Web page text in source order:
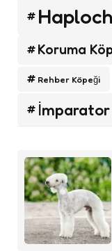
Koruma
Rehber Köpeği
İmparator
Post
navigation